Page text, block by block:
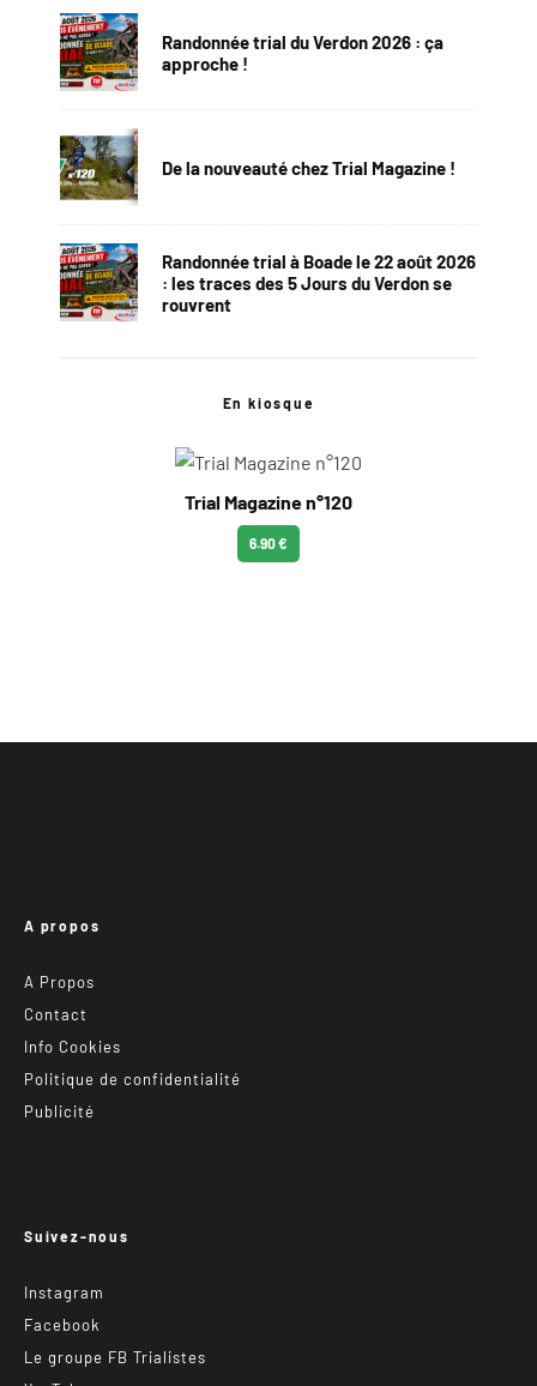
Randonnée trial du Verdon 2026 : ça
approche !
De la nouveauté chez Trial Magazine !
Randonnée trial à Boade le 22 août 2026
: les traces des 5 Jours du Verdon se
rouvrent
En kiosque
Trial Magazine n°120
6.90 €
A propos
A Propos
Contact
Info Cookies
Politique de confidentialité
Publicité
Suivez-nous
Instagram
Facebook
Le groupe FB Trialistes